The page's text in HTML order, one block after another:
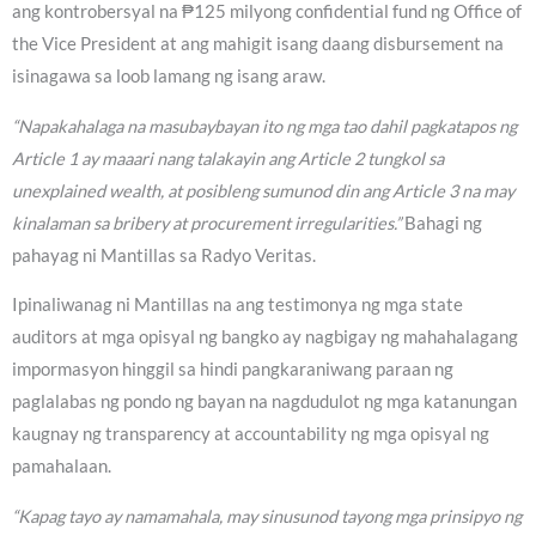
ang kontrobersyal na ₱125 milyong confidential fund ng Office of
the Vice President at ang mahigit isang daang disbursement na
isinagawa sa loob lamang ng isang araw.
“Napakahalaga na masubaybayan ito ng mga tao dahil pagkatapos ng
Article 1 ay maaari nang talakayin ang Article 2 tungkol sa
unexplained wealth, at posibleng sumunod din ang Article 3 na may
kinalaman sa bribery at procurement irregularities.”Bahagi ng
pahayag ni Mantillas sa Radyo Veritas.
Ipinaliwanag ni Mantillas na ang testimonya ng mga state
auditors at mga opisyal ng bangko ay nagbigay ng mahahalagang
impormasyon hinggil sa hindi pangkaraniwang paraan ng
paglalabas ng pondo ng bayan na nagdudulot ng mga katanungan
kaugnay ng transparency at accountability ng mga opisyal ng
pamahalaan.
“Kapag tayo ay namamahala, may sinusunod tayong mga prinsipyo ng